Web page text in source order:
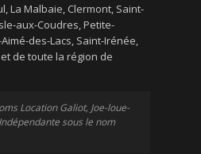
La Malbaie, Clermont, Saint-
aux-Coudres, Petite-
des-Lacs, Saint-Irénée,
de toute la région de
Location Galiot, Joe-loue-
sous le nom